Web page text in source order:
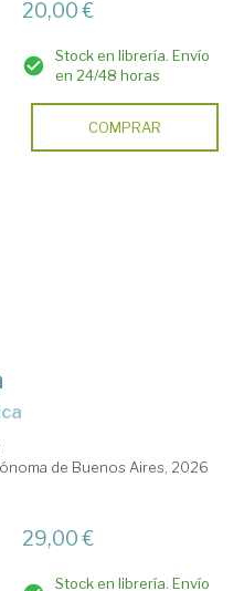
20,00 €
Stock en librería. Envío
en 24/48 horas
COMPRAR
de Buenos Aires, 2026
29,00 €
Stock en librería. Envío